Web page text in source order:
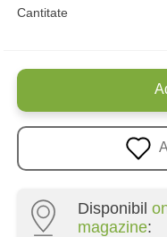
Cantitate
Disponibil
magazine: